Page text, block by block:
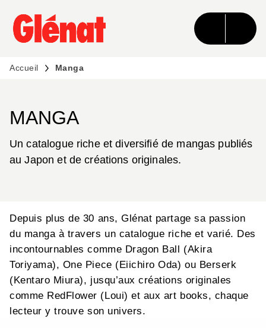
MENU RECHERCHE CONTENU
PIED DE PAGE
Accueil Manga
MANGA
Un catalogue riche et diversifié de mangas publiés
au Japon et de créations originales.
Depuis plus de 30 ans, Glénat partage sa passion
du manga à travers un catalogue riche et varié. Des
incontournables comme Dragon Ball (Akira
Toriyama), One Piece (Eiichiro Oda) ou Berserk
(Kentaro Miura), jusqu’aux créations originales
comme RedFlower (Loui) et aux art books, chaque
lecteur y trouve son univers.